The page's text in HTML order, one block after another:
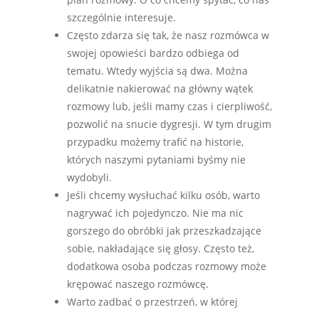
szczególnie interesuje.
Często zdarza się tak, że nasz rozmówca w
swojej opowieści bardzo odbiega od
tematu. Wtedy wyjścia są dwa. Można
delikatnie nakierować na główny wątek
rozmowy lub, jeśli mamy czas i cierpliwość,
pozwolić na snucie dygresji. W tym drugim
przypadku możemy trafić na historie,
których naszymi pytaniami byśmy nie
wydobyli.
Jeśli chcemy wysłuchać kilku osób, warto
nagrywać ich pojedynczo. Nie ma nic
gorszego do obróbki jak przeszkadzające
sobie, nakładające się głosy. Często też,
dodatkowa osoba podczas rozmowy może
krępować naszego rozmówcę.
Warto zadbać o przestrzeń, w której